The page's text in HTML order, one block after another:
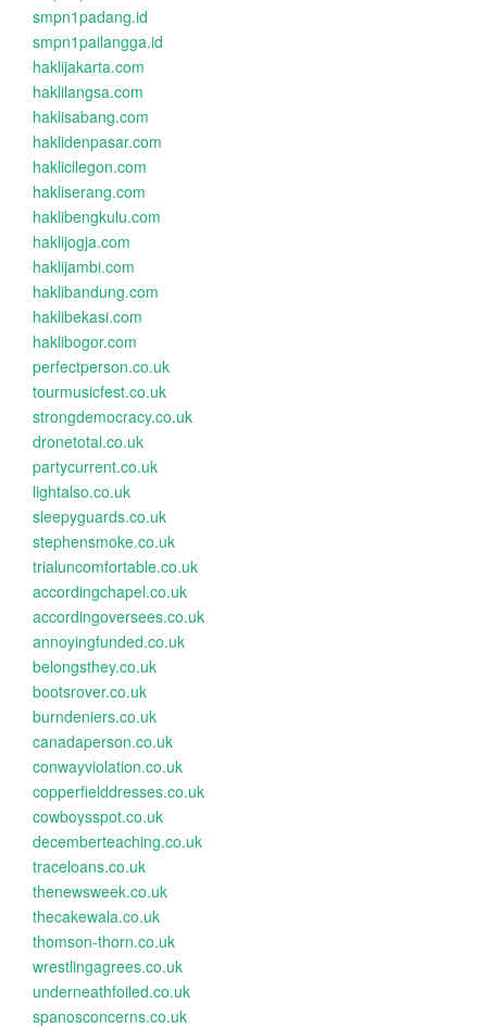
smpn1padang.id
smpn1pailangga.id
haklijakarta.com
haklilangsa.com
haklisabang.com
haklidenpasar.com
haklicilegon.com
hakliserang.com
haklibengkulu.com
haklijogja.com
haklijambi.com
haklibandung.com
haklibekasi.com
haklibogor.com
perfectperson.co.uk
tourmusicfest.co.uk
strongdemocracy.co.uk
dronetotal.co.uk
partycurrent.co.uk
lightalso.co.uk
sleepyguards.co.uk
stephensmoke.co.uk
trialuncomfortable.co.uk
accordingchapel.co.uk
accordingoversees.co.uk
annoyingfunded.co.uk
belongsthey.co.uk
bootsrover.co.uk
burndeniers.co.uk
canadaperson.co.uk
conwayviolation.co.uk
copperfielddresses.co.uk
cowboysspot.co.uk
decemberteaching.co.uk
traceloans.co.uk
thenewsweek.co.uk
thecakewala.co.uk
thomson-thorn.co.uk
wrestlingagrees.co.uk
underneathfoiled.co.uk
spanosconcerns.co.uk